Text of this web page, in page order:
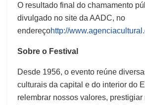
O resultado final do chamamento
divulgado no site da AADC, no
endereçohttp://
Sobre o Festival
Desde 1956, o evento reúne
culturais da capital e do interior do
relembrar nossos valores, prestigiar